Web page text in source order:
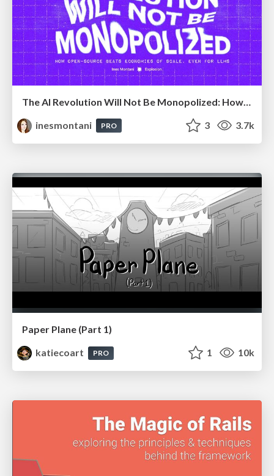
inesmontani
PRO 3 3.7k
Paper Plane (Part 1)
katiecoart
PRO 1 10k